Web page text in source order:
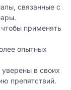
связанные с
применять
опытных
в своих
препятствий.